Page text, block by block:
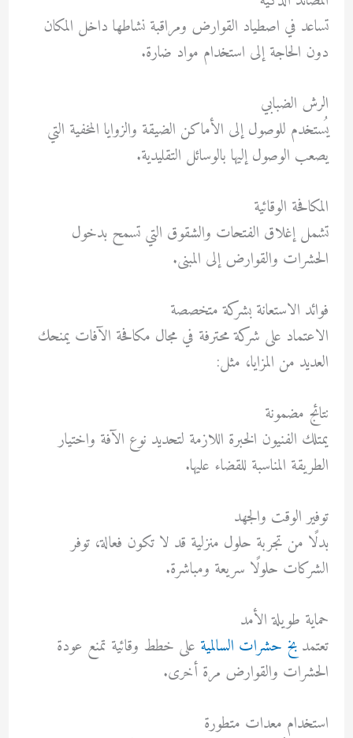
تساعد في اصطياد القوارض ومراقبة نشاطها داخل المكان
دون الحاجة إلى استخدام مواد ضارة.
الرش الضبابي
يُستخدم للوصول إلى الأماكن الضيقة والزوايا المخفية التي
يصعب الوصول إليها بالوسائل التقليدية.
المكافحة الوقائية
تشمل إغلاق الفتحات والشقوق التي تسمح بدخول
الحشرات والقوارض إلى المبنى.
فوائد الاستعانة بشركة متخصصة
الاعتماد على شركة محترفة في مجال مكافحة الآفات يمنحك
العديد من المزايا، مثل:
نتائج مضمونة
يمتلك الفنيون الخبرة اللازمة لتحديد نوع الآفة واختيار
الطريقة المناسبة للقضاء عليها.
توفير الوقت والجهد
بدلًا من تجربة حلول منزلية قد لا تكون فعالة، توفر
الشركات حلولًا سريعة ومباشرة.
حماية طويلة الأمد
تعتمد بخ حشرات السالمية على خطط وقائية تمنع عودة
الحشرات والقوارض مرة أخرى.
استخدام معدات متطورة